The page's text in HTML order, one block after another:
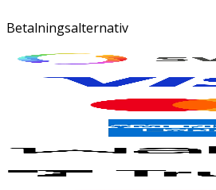
Betalningsalternativ